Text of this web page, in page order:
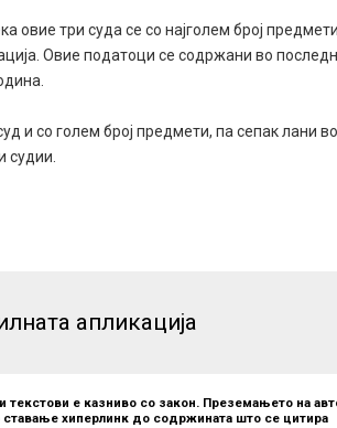
овие три суда се со најголем број
Овие податоци се содржани во
и со голем број предмети, па сепак лани
судии.
апликација
текстови е казниво со закон. Преземањето на
хиперлинк до содржината што се цитира